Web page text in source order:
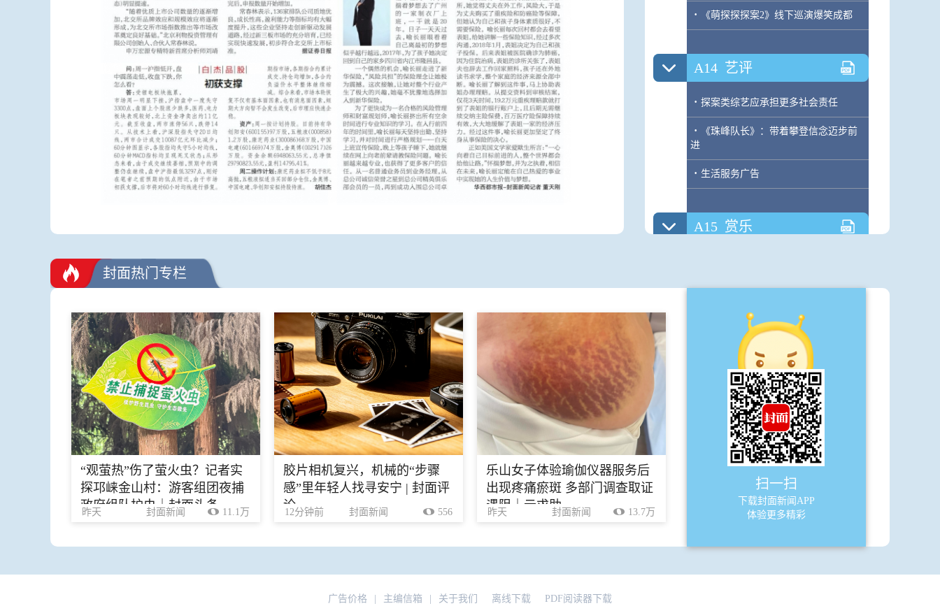
· 《萌探探探案2》线下巡演爆笑成都
A14 艺评
· 探案类综艺应承担更多社会责任
·
《珠峰队长》：带着攀登信念迈步前
进
· 生活服务广告
A15 赏乐
· 周杰伦与巴黎的情缘
幕后
米老鼠版权即将到期
张艺谋再导古装片
封面热门专栏
“观萤热”伤了萤火虫？记者实
探邛崃金山村：游客组团夜捕
政府组队护虫｜封面头条
昨天 封面新闻 11.1万
胶片相机复兴，机械的“步骤
感”里年轻人找寻安宁 | 封面评
论
12分钟前 封面新闻 556
乐山女子体验瑜伽仪器服务后
出现疼痛瘀斑 多部门调查取证
遇阻｜云求助
昨天 封面新闻 13.7万
扫一扫
下载封面新闻APP
体验更多精彩
广告价格 主编信箱 关于我们 离线下载 PDF阅读器下载